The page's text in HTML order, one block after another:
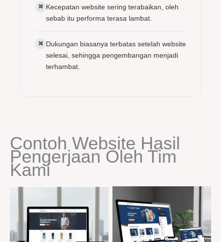
✖ Kecepatan website sering terabaikan, oleh
sebab itu performa terasa lambat.
✖ Dukungan biasanya terbatas setelah website
selesai, sehingga pengembangan menjadi
terhambat.
Contoh Website Hasil
Pengerjaan Oleh Tim
Kami